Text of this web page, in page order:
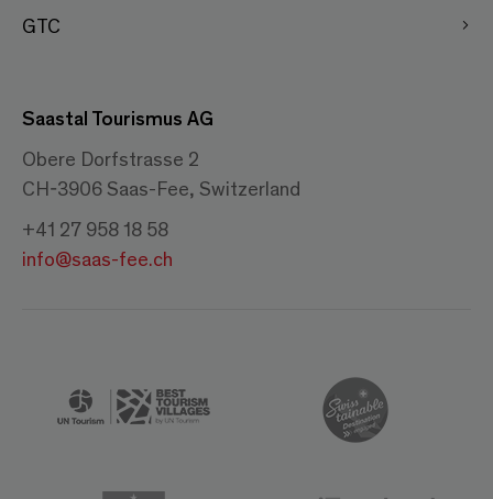
GTC
Saastal Tourismus AG
Obere Dorfstrasse 2
CH-3906 Saas-Fee, Switzerland
+41 27 958 18 58
info@saas-fee.ch